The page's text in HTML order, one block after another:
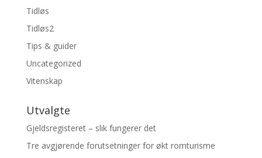
Tidløs
Tidløs2
Tips & guider
Uncategorized
Vitenskap
Utvalgte
Gjeldsregisteret – slik fungerer det
Tre avgjørende forutsetninger for økt romturisme